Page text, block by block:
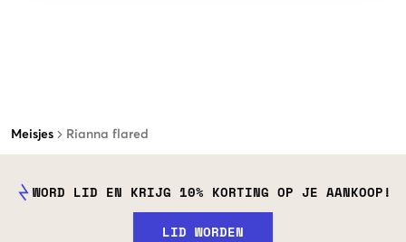
Meisjes Rianna flared
WORD LID EN KRIJG 10% KORTING OP JE AANKOOP!
LID WORDEN